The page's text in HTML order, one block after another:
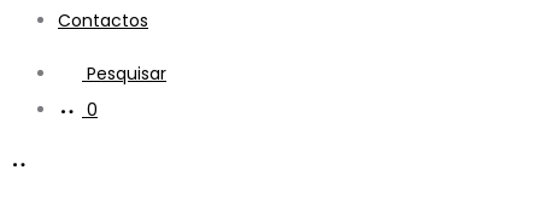
Contactos
Pesquisar
0